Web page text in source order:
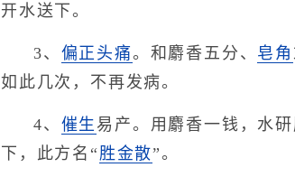
开水送下。
3、 偏正头痛。和麝香五分、 皂角
如此几次，不再发病。
4、 催生 易产。用麝香一钱，水
下，此方名“胜金散”。